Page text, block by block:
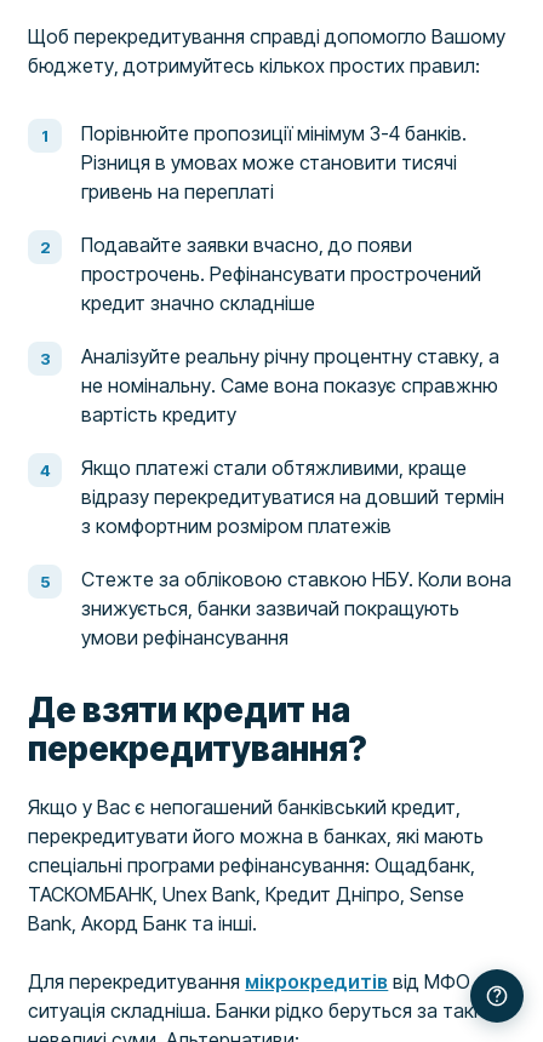
Щоб перекредитування справді допомогло Вашому
бюджету, дотримуйтесь кількох простих правил:
Порівнюйте пропозиції мінімум 3-4 банків.
Різниця в умовах може становити тисячі
гривень на переплаті
Подавайте заявки вчасно, до появи
прострочень. Рефінансувати прострочений
кредит значно складніше
Аналізуйте реальну річну процентну ставку, а
не номінальну. Саме вона показує справжню
вартість кредиту
Якщо платежі стали обтяжливими, краще
відразу перекредитуватися на довший термін
з комфортним розміром платежів
Стежте за обліковою ставкою НБУ. Коли вона
знижується, банки зазвичай покращують
умови рефінансування
Де взяти кредит на
перекредитування?
Якщо у Вас є непогашений банківський кредит,
перекредитувати його можна в банках, які мають
спеціальні програми рефінансування: Ощадбанк,
ТАСКОМБАНК, Unex Bank, Кредит Дніпро, Sense
Bank, Акорд Банк та інші.
Для перекредитування мікрокредитів від МФО
ситуація складніша. Банки рідко беруться за такі